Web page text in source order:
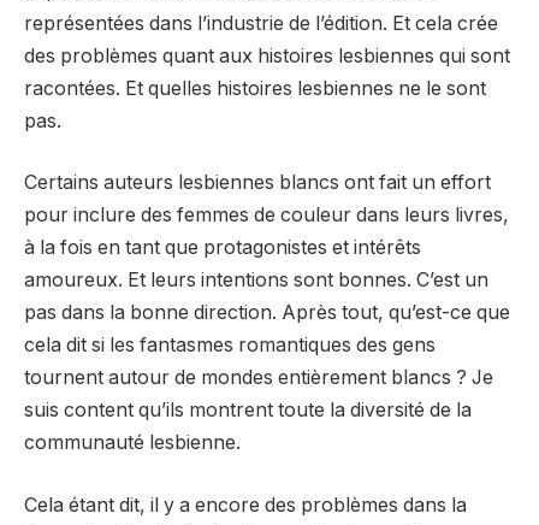
représentées dans l’industrie de l’édition. Et cela crée
des problèmes quant aux histoires lesbiennes qui sont
racontées. Et quelles histoires lesbiennes ne le sont
pas.
Certains auteurs lesbiennes blancs ont fait un effort
pour inclure des femmes de couleur dans leurs livres,
à la fois en tant que protagonistes et intérêts
amoureux. Et leurs intentions sont bonnes. C’est un
pas dans la bonne direction. Après tout, qu’est-ce que
cela dit si les fantasmes romantiques des gens
tournent autour de mondes entièrement blancs ? Je
suis content qu’ils montrent toute la diversité de la
communauté lesbienne.
Cela étant dit, il y a encore des problèmes dans la